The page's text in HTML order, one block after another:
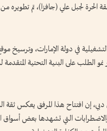
30,000 متر مربع في المنطقة الحرة لجبل علي (جافزا)، تم
في دولة الإمارات، وترسيخ
الطلب على البنية التحتية
إن افتتاح هذا المرفق يعكس ثقة
والاضطرابات التي تشهدها بعض